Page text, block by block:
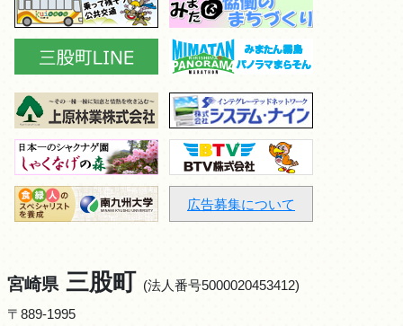
広告募集について
宮崎県 三股町 (法人番号5000020453412)
〒889-1995